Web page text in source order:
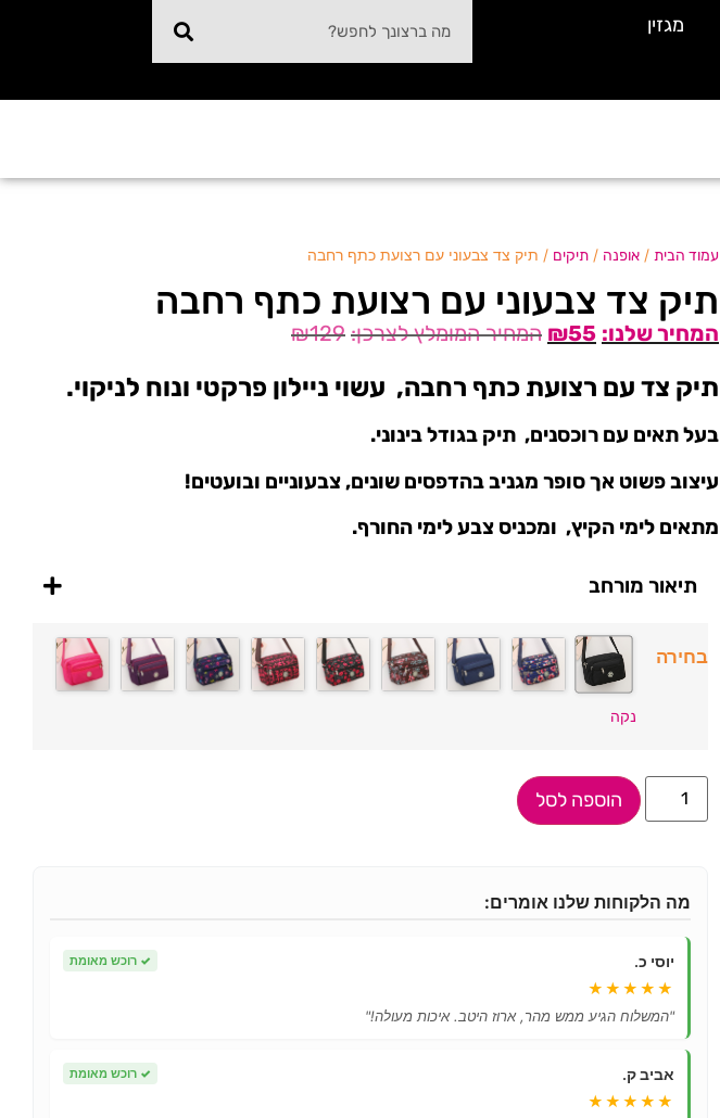
מגזין
עמוד הבית / אופנה / תיקים / תיק צד צבעוני עם רצועת כתף רחבה
תיק צד צבעוני עם רצועת כתף רחבה
₪129 ₪55
תיק צד עם רצועת כתף רחבה, עשוי ניילון פרקטי ונוח לניקוי.
בעל תאים עם רוכסנים, תיק בגודל בינוני.
עיצוב פשוט אך סופר מגניב בהדפסים שונים, צבעוניים ובועטים!
מתאים לימי הקיץ, ומכניס צבע לימי החורף.
תיאור מורחב
בחירה
נקה
הוספה לסל
מה הלקוחות שלנו אומרים:
יוסי כ. ✓ רוכש מאומת
★★★★★
"המשלוח הגיע ממש מהר, ארוז היטב. איכות מעולה!"
אביב ק. ✓ רוכש מאומת
★★★★★